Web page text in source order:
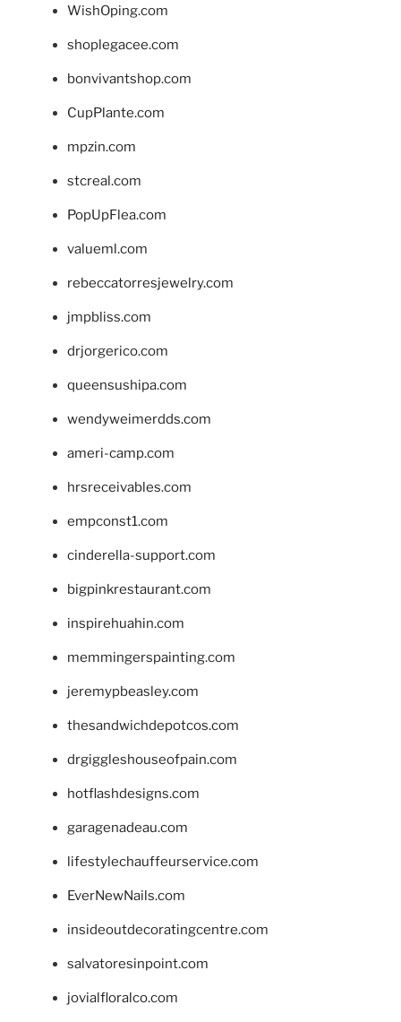
WishOping.com
shoplegacee.com
bonvivantshop.com
CupPlante.com
mpzin.com
stcreal.com
PopUpFlea.com
valueml.com
rebeccatorresjewelry.com
jmpbliss.com
drjorgerico.com
queensushipa.com
wendyweimerdds.com
ameri-camp.com
hrsreceivables.com
empconst1.com
cinderella-support.com
bigpinkrestaurant.com
inspirehuahin.com
memmingerspainting.com
jeremypbeasley.com
thesandwichdepotcos.com
drgiggleshouseofpain.com
hotflashdesigns.com
garagenadeau.com
lifestylechauffeurservice.com
EverNewNails.com
insideoutdecoratingcentre.com
salvatoresinpoint.com
jovialfloralco.com